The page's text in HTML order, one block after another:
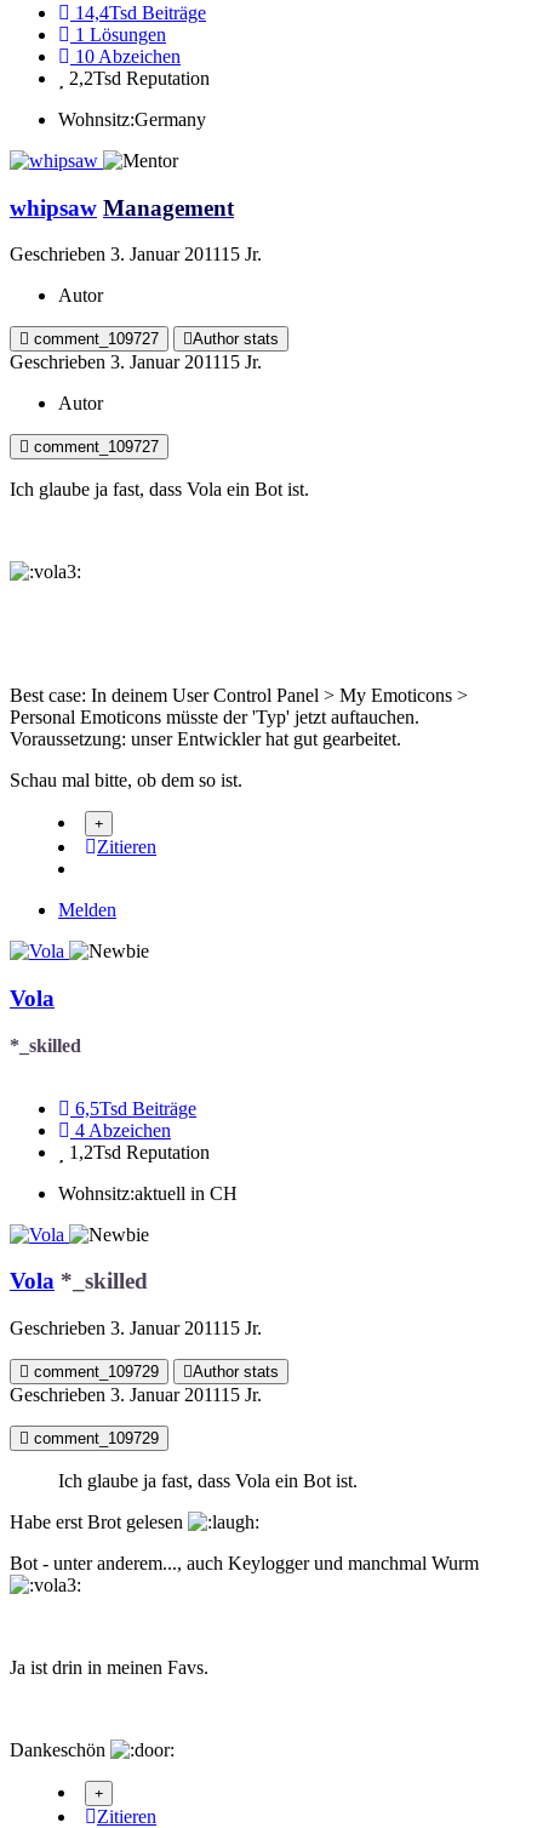
14,4Tsd Beiträge
1 Lösungen
10 Abzeichen
2,2Tsd Reputation
Wohnsitz:Germany
whipsaw Management
Geschrieben 3. Januar 201115 Jr.
Autor
comment_109727 Author stats
Geschrieben 3. Januar 201115 Jr.
Autor
comment_109727
Ich glaube ja fast, dass Vola ein Bot ist.
Best case: In deinem User Control Panel > My Emoticons >
Personal Emoticons müsste der 'Typ' jetzt auftauchen.
Voraussetzung: unser Entwickler hat gut gearbeitet.
Schau mal bitte, ob dem so ist.
Zitieren
Melden
Vola
*_skilled
6,5Tsd Beiträge
4 Abzeichen
1,2Tsd Reputation
Wohnsitz:aktuell in CH
Vola *_skilled
Geschrieben 3. Januar 201115 Jr.
comment_109729 Author stats
Geschrieben 3. Januar 201115 Jr.
comment_109729
Ich glaube ja fast, dass Vola ein Bot ist.
Habe erst Brot gelesen
Bot - unter anderem..., auch Keylogger und manchmal Wurm
Ja ist drin in meinen Favs.
Dankeschön
Zitieren